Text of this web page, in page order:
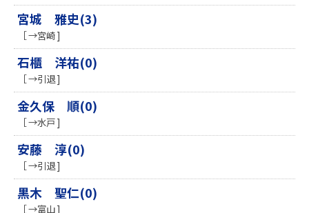
宮城 雅史(3)
［ →宮崎 ]
石櫃 洋祐(0)
［ →引退 ]
金久保 順(0)
［ →水戸 ]
安藤 淳(0)
［ →引退 ]
黒木 聖仁(0)
［ →富山 ]